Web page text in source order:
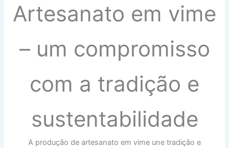
Artesanato em vime
– um compromisso
com a tradição e
sustentabilidade
A produção de artesanato em vime une tradição e